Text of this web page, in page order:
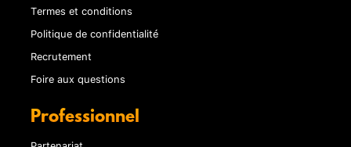
Termes et conditions
Politique de confidentialité
Recrutement
Foire aux questions
Professionnel